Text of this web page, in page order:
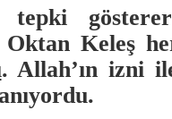
tepki
Oktan Keleş
. Allah’ın izni